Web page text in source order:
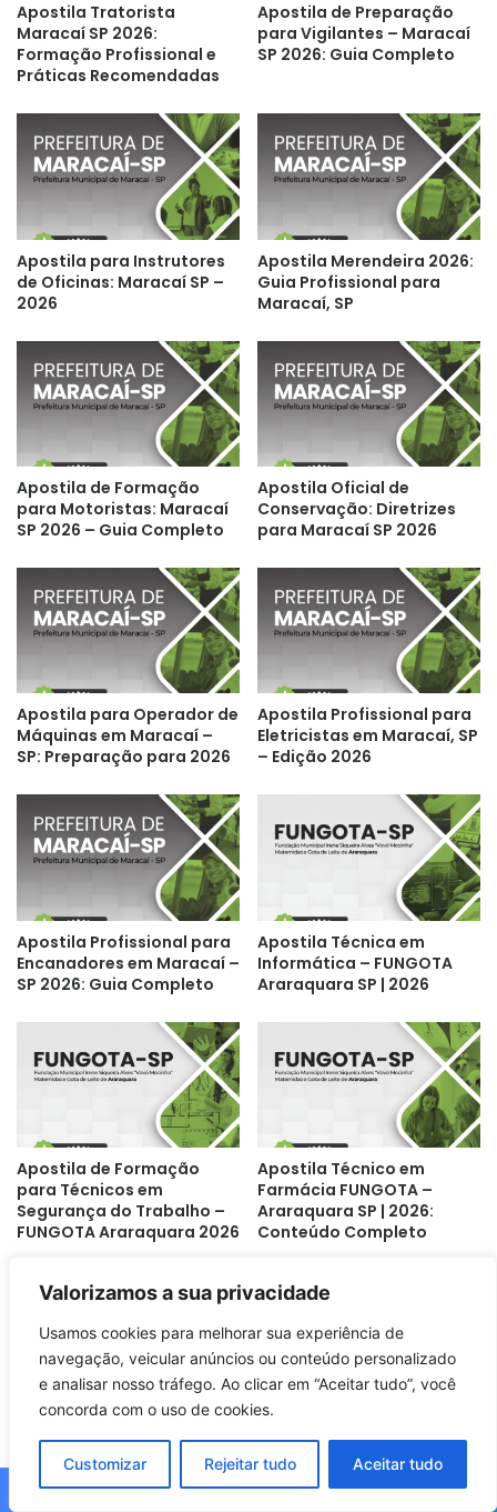
Valorizamos a sua privacidade
Usamos cookies para melhorar sua experiência de
navegação, veicular anúncios ou conteúdo personalizado
e analisar nosso tráfego. Ao clicar em “Aceitar tudo”, você
concorda com o uso de cookies.
Customizar Rejeitar tudo Aceitar tudo
Apostila Tratorista
Maracaí SP 2026:
Formação Profissional e
Práticas Recomendadas
Apostila de Preparação
para Vigilantes – Maracaí
SP 2026: Guia Completo
Apostila para Instrutores
de Oficinas: Maracaí SP –
2026
Apostila Merendeira 2026:
Guia Profissional para
Maracaí, SP
Apostila de Formação
para Motoristas: Maracaí
SP 2026 – Guia Completo
Apostila Oficial de
Conservação: Diretrizes
para Maracaí SP 2026
Apostila para Operador de
Máquinas em Maracaí –
SP: Preparação para 2026
Apostila Profissional para
Eletricistas em Maracaí, SP
– Edição 2026
Apostila Profissional para
Encanadores em Maracaí –
SP 2026: Guia Completo
Apostila Técnica em
Informática – FUNGOTA
Araraquara SP | 2026
Apostila de Formação
para Técnicos em
Segurança do Trabalho –
FUNGOTA Araraquara 2026
Apostila Técnico em
Farmácia FUNGOTA –
Araraquara SP | 2026:
Conteúdo Completo
Apostila de Enfermagem
Hospitalar FUNGOTA 2026
– Araraquara, SP: Guia
Apostila de Capacitação
para Almoxarifes –
FUNGOTA Araraquara SP